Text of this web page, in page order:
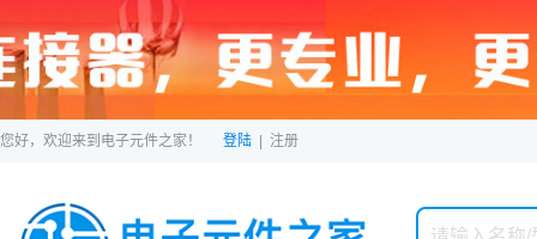
您好，欢迎来到电子元件之家！ 登陆 注册